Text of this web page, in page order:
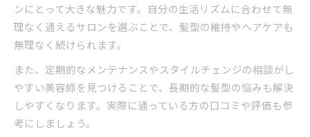
ンにとって大きな魅力です。自分の生活リズムに合わせて無
理なく通えるサロンを選ぶことで、髪型の維持やヘアケアも
無理なく続けられます。
また、定期的なメンテナンスやスタイルチェンジの相談がし
やすい美容師を見つけることで、長期的な髪型の悩みも解決
しやすくなります。実際に通っている方の口コミや評価も参
考にしましょう。